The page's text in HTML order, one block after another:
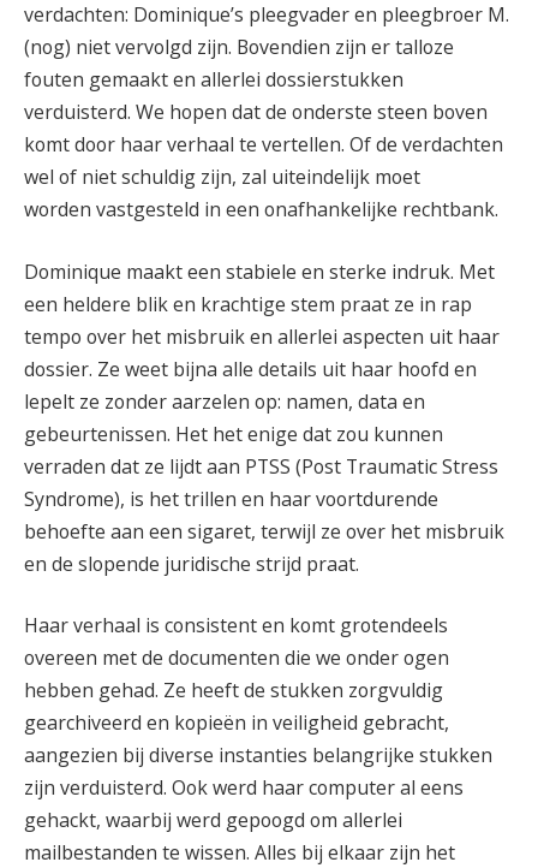
verdachten: Dominique’s pleegvader en pleegbroer M.
(nog) niet vervolgd zijn. Bovendien zijn er talloze
fouten gemaakt en allerlei dossierstukken
verduisterd. We hopen dat de onderste steen boven
komt door haar verhaal te vertellen. Of de verdachten
wel of niet schuldig zijn, zal uiteindelijk moet
worden vastgesteld in een onafhankelijke rechtbank.
Dominique maakt een stabiele en sterke indruk. Met
een heldere blik en krachtige stem praat ze in rap
tempo over het misbruik en allerlei aspecten uit haar
dossier. Ze weet bijna alle details uit haar hoofd en
lepelt ze zonder aarzelen op: namen, data en
gebeurtenissen. Het het enige dat zou kunnen
verraden dat ze lijdt aan PTSS (Post Traumatic Stress
Syndrome), is het trillen en haar voortdurende
behoefte aan een sigaret, terwijl ze over het misbruik
en de slopende juridische strijd praat.
Haar verhaal is consistent en komt grotendeels
overeen met de documenten die we onder ogen
hebben gehad. Ze heeft de stukken zorgvuldig
gearchiveerd en kopieën in veiligheid gebracht,
aangezien bij diverse instanties belangrijke stukken
zijn verduisterd. Ook werd haar computer al eens
gehackt, waarbij werd gepoogd om allerlei
mailbestanden te wissen. Alles bij elkaar zijn het